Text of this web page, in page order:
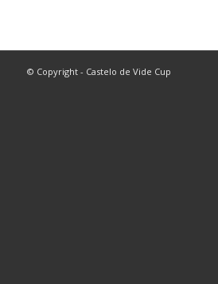
© Copyright - Castelo de Vide Cup